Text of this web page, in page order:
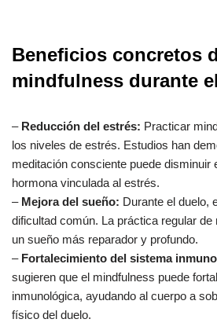
Beneficios concretos
mindfulness durante
– Reducción del estrés: Practicar
los niveles de estrés. Estudios han
meditación consciente puede disminuir
hormona vinculada al estrés.
– Mejora del sueño: Durante el duelo,
dificultad común. La práctica regular
un sueño más reparador y profundo.
– Fortalecimiento del sistema
sugieren que el mindfulness puede
inmunológica, ayudando al cuerpo a
físico del duelo.